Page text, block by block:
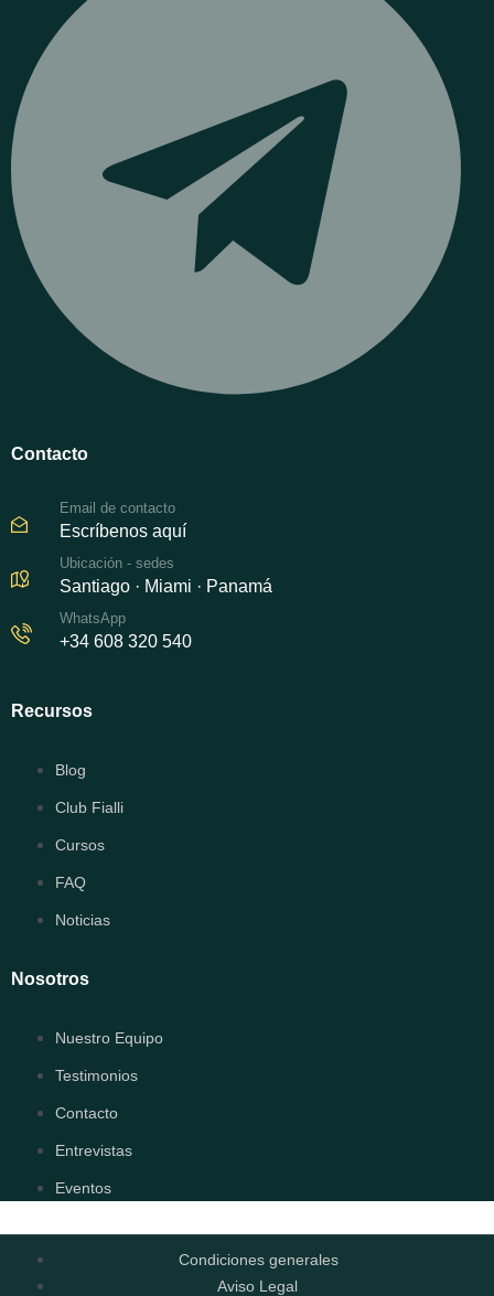
Contacto
Email de contacto
Escríbenos aquí
Ubicación - sedes
Santiago · Miami · Panamá
WhatsApp
+34 608 320 540
Recursos
Blog
Club Fialli
Cursos
FAQ
Noticias
Nosotros
Nuestro Equipo
Testimonios
Contacto
Entrevistas
Eventos
Condiciones generales
Aviso Legal